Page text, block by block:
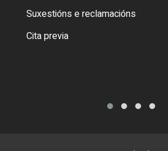
Suxestións e reclamacións
Cita previa